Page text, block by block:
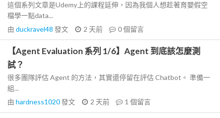
這個系列文章是Udemy上的課程延伸，因為我個人想趁著育嬰假空
檔學一點data...
由 duckravel48 發文 2 天前 0個留言
【Agent Evaluation 系列 1/6】Agent 到底該怎麼測
試？
很多團隊評估 Agent 的方法，其實還停留在評估 Chatbot。 準備一
組...
由 hardness1020發文 2 天前 1 個留言